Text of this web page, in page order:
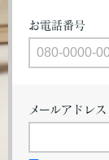
お電話番号
メールアドレス